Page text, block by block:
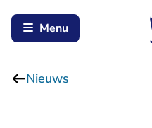
Menu
Nieuws